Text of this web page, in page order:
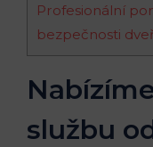
Profesionální
bezpečnosti
službu